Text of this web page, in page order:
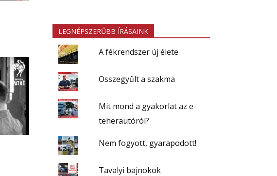
LEGNÉPSZERŰBB ÍRÁSAINK
A fékrendszer új élete
Összegyűlt a szakma
Mit mond a gyakorlat az e-
teherautóról?
Nem fogyott, gyarapodott!
Tavalyi bajnokok